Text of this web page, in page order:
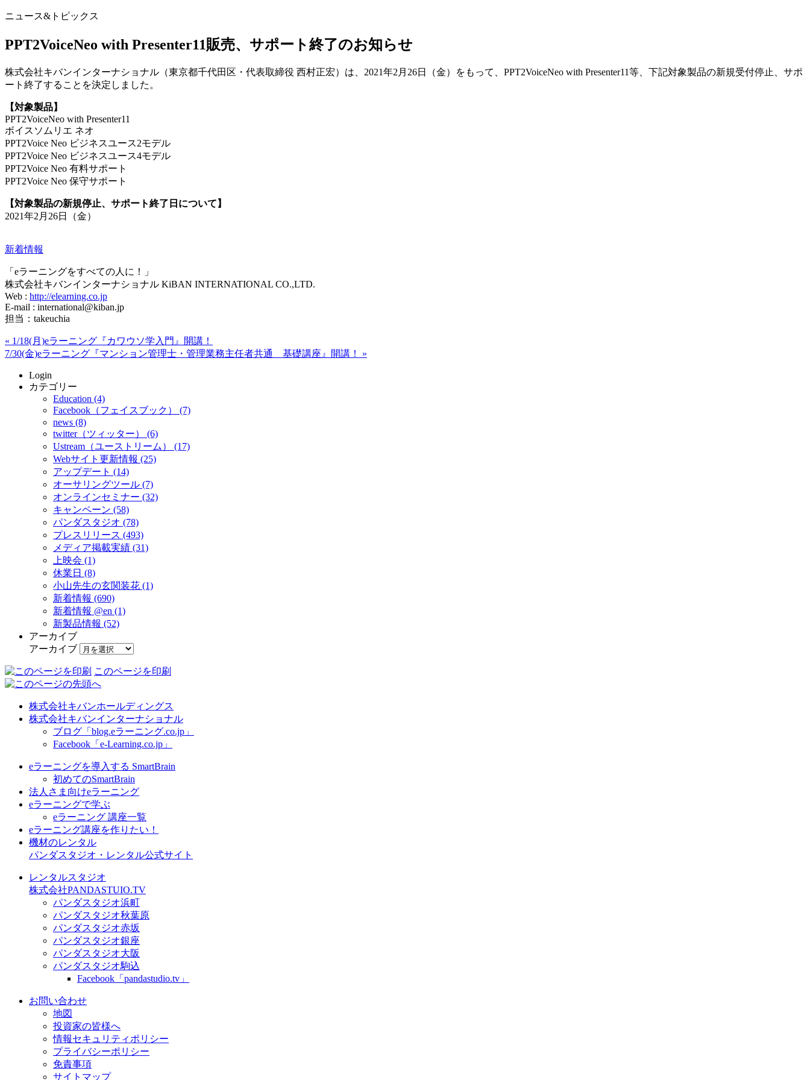
ニュース&トピックス
PPT2VoiceNeo with Presenter11販売、サポート終了のお知らせ
株式会社キバンインターナショナル（東京都千代田区・代表取締役 西村正宏）は、2021年2月26日（金）をもって、PPT2VoiceNeo with Presenter11等、下記対象製品の新規受付停止、サポ
ート終了することを決定しました。
【対象製品】
PPT2VoiceNeo with Presenter11
ボイスソムリエ ネオ
PPT2Voice Neo ビジネスユース2モデル
PPT2Voice Neo ビジネスユース4モデル
PPT2Voice Neo 有料サポート
PPT2Voice Neo 保守サポート
【対象製品の新規停止、サポート終了日について 】
2021年2月26日（金）
新着情報
「eラーニングをすべての人に！」
株式会社キバンインターナショナル KiBAN INTERNATIONAL CO.,LTD.
Web : http://elearning.co.jp
E-mail : international@kiban.jp
担当：takeuchia
« 1/18(月)eラーニング『カワウソ学入門』開講！
7/30(金)eラーニング『マンション管理士・管理業務主任者共通 基礎講座』開講！ »
Login
カテゴリー
Education (4)
Facebook（フェイスブック） (7)
news (8)
twitter（ツィッター） (6)
Ustream（ユーストリーム） (17)
Webサイト更新情報 (25)
アップデート (14)
オーサリングツール (7)
オンラインセミナー (32)
キャンペーン (58)
パンダスタジオ (78)
プレスリリース (493)
メディア掲載実績 (31)
上映会 (1)
休業日 (8)
小山先生の玄関装花 (1)
新着情報 (690)
新着情報 @en (1)
新製品情報 (52)
アーカイブ
アーカイブ
このページを印刷
株式会社キバンホールディングス
株式会社キバンインターナショナル
ブログ「blog.eラーニング.co.jp」
Facebook「e-Learning.co.jp」
eラーニングを導入する SmartBrain
初めてのSmartBrain
法人さま向けeラーニング
eラーニングで学ぶ
eラーニング 講座一覧
eラーニング講座を作りたい！
機材のレンタル
パンダスタジオ・レンタル公式サイト
レンタルスタジオ
株式会社PANDASTUIO.TV
パンダスタジオ浜町
パンダスタジオ秋葉原
パンダスタジオ赤坂
パンダスタジオ銀座
パンダスタジオ大阪
パンダスタジオ駒込
Facebook「pandastudio.tv」
お問い合わせ
地図
投資家の皆様へ
情報セキュリティポリシー
プライバシーポリシー
免責事項
サイトマップ